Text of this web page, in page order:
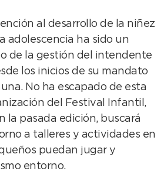
al desarrollo de la niñez
adolescencia ha sido un
de la gestión del intendente
los inicios de su mandato
No ha escapado de esta
del Festival Infantil,
la pasada edición, buscará
a talleres y actividades en
puedan jugar y
entorno.